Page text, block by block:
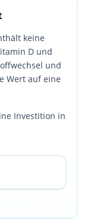
keine
D und
und
Wert auf eine
Investition in